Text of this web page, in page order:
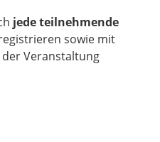
jede teilnehmende
sowie mit
Veranstaltung